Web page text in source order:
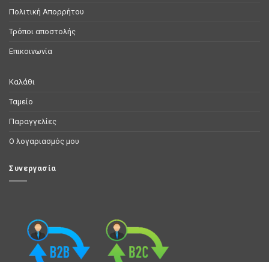
Πολιτική Απορρήτου
Τρόποι αποστολής
Επικοινωνία
Καλάθι
Ταμείο
Παραγγελίες
Ο λογαριασμός μου
Συνεργασία